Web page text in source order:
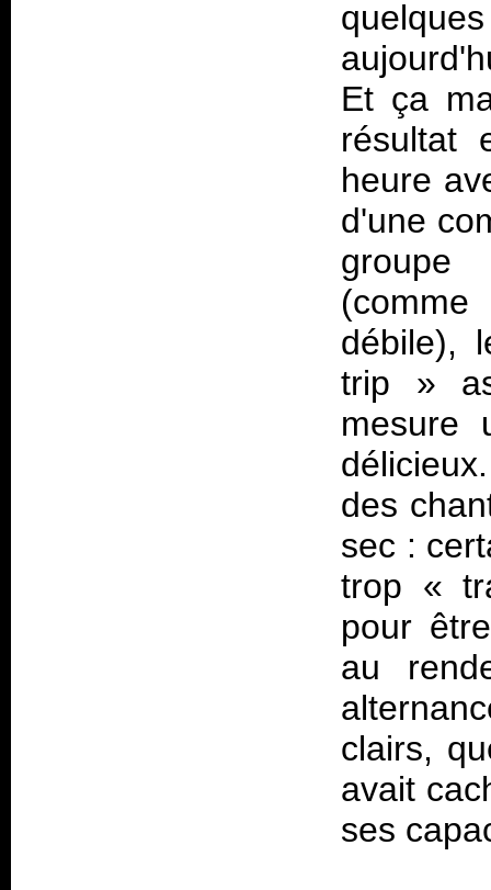
Et ça
résultat
heure
d'une
groupe
débile),
trip »
mesure
des
sec :
trop «
pour
au
clairs,
avait
ses